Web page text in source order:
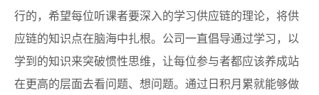
行的，希望每位听课者要深入的学习供应链的理论，将供
应链的知识点在脑海中扎根。公司一直倡导通过学习，以
学到的知识来突破惯性思维，让每位参与者都应该养成站
在更高的层面去看问题、想问题。通过日积月累就能够做